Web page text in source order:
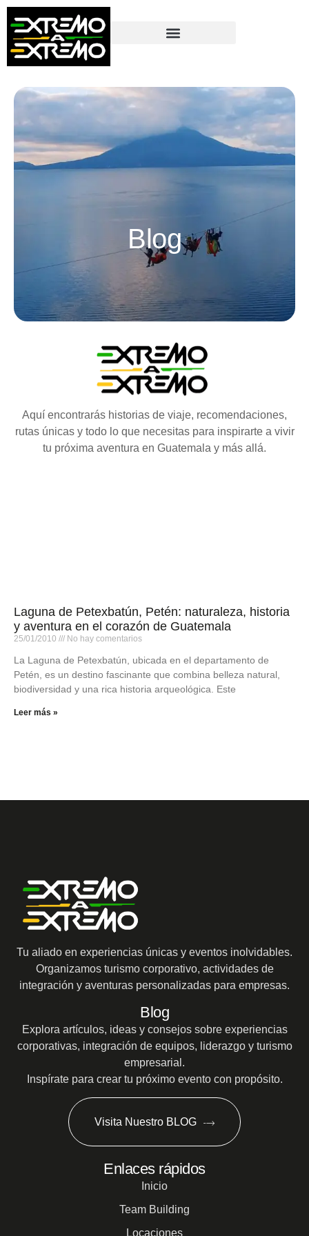
contenido
Blog
Aquí encontrarás historias de viaje, recomendaciones,
rutas únicas y todo lo que necesitas para inspirarte a vivir
tu próxima aventura en Guatemala y más allá.
Laguna de Petexbatún, Petén: naturaleza, historia
y aventura en el corazón de Guatemala
25/01/2010 No hay comentarios
La Laguna de Petexbatún, ubicada en el departamento de
Petén, es un destino fascinante que combina belleza natural,
biodiversidad y una rica historia arqueológica. Este
Leer más »
Tu aliado en experiencias únicas y eventos inolvidables.
Organizamos turismo corporativo, actividades de
integración y aventuras personalizadas para empresas.
Blog
Explora artículos, ideas y consejos sobre experiencias
corporativas, integración de equipos, liderazgo y turismo
empresarial.
Inspírate para crear tu próximo evento con propósito.
Visita Nuestro BLOG
Enlaces rápidos
Inicio
Team Building
Locaciones